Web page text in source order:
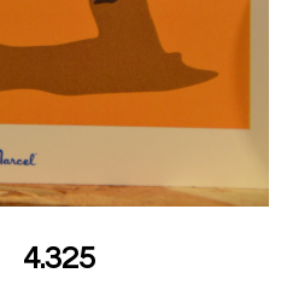
4.325